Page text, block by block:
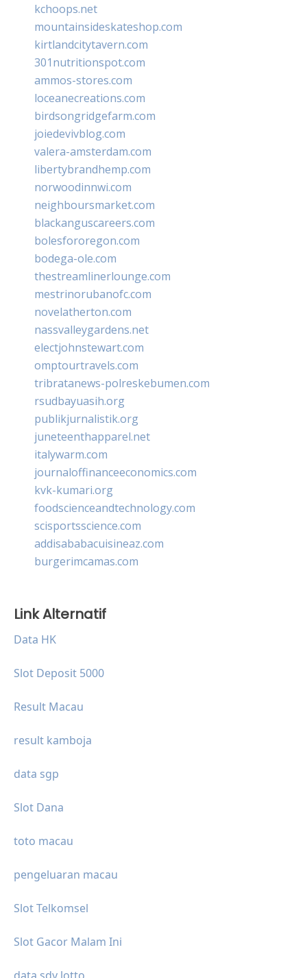
kchoops.net
mountainsideskateshop.com
kirtlandcitytavern.com
301nutritionspot.com
ammos-stores.com
loceanecreations.com
birdsongridgefarm.com
joiedevivblog.com
valera-amsterdam.com
libertybrandhemp.com
norwoodinnwi.com
neighboursmarket.com
blackanguscareers.com
bolesfororegon.com
bodega-ole.com
thestreamlinerlounge.com
mestrinorubanofc.com
novelatherton.com
nassvalleygardens.net
electjohnstewart.com
omptourtravels.com
tribratanews-polreskebumen.com
rsudbayuasih.org
publikjurnalistik.org
juneteenthapparel.net
italywarm.com
journaloffinanceeconomics.com
kvk-kumari.org
foodscienceandtechnology.com
scisportsscience.com
addisababacuisineaz.com
burgerimcamas.com
Link Alternatif
Data HK
Slot Deposit 5000
Result Macau
result kamboja
data sgp
Slot Dana
toto macau
pengeluaran macau
Slot Telkomsel
Slot Gacor Malam Ini